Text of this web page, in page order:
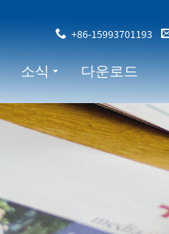
+86-15993701193
소식 다운로드